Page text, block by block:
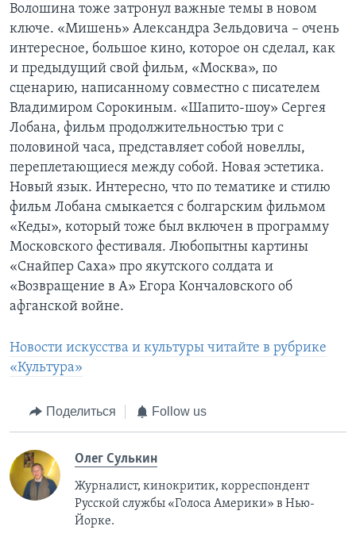
Волошина тоже затронул важные темы в новом
ключе. «Мишень» Александра Зельдовича – очень
интересное, большое кино, которое он сделал, как
и предыдущий свой фильм, «Москва», по
сценарию, написанному совместно с писателем
Владимиром Сорокиным. «Шапито-шоу» Сергея
Лобана, фильм продолжительностью три с
половиной часа, представляет собой новеллы,
переплетающиеся между собой. Новая эстетика.
Новый язык. Интересно, что по тематике и стилю
фильм Лобана смыкается с болгарским фильмом
«Кеды», который тоже был включен в программу
Московского фестиваля. Любопытны картины
«Снайпер Саха» про якутского солдата и
«Возвращение в А» Егора Кончаловского об
афганской войне.
Новости искусства и культуры читайте в рубрике
«Культура»
Поделиться Follow us
Олег Сулькин
Журналист, кинокритик, корреспондент
Русской службы «Голоса Америки» в Нью-
Йорке.